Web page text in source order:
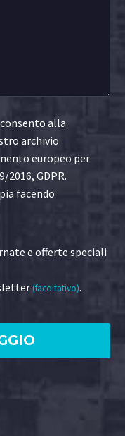
alla
archivio
europeo per
GDPR.
facendo
e offerte speciali
(facoltativo).